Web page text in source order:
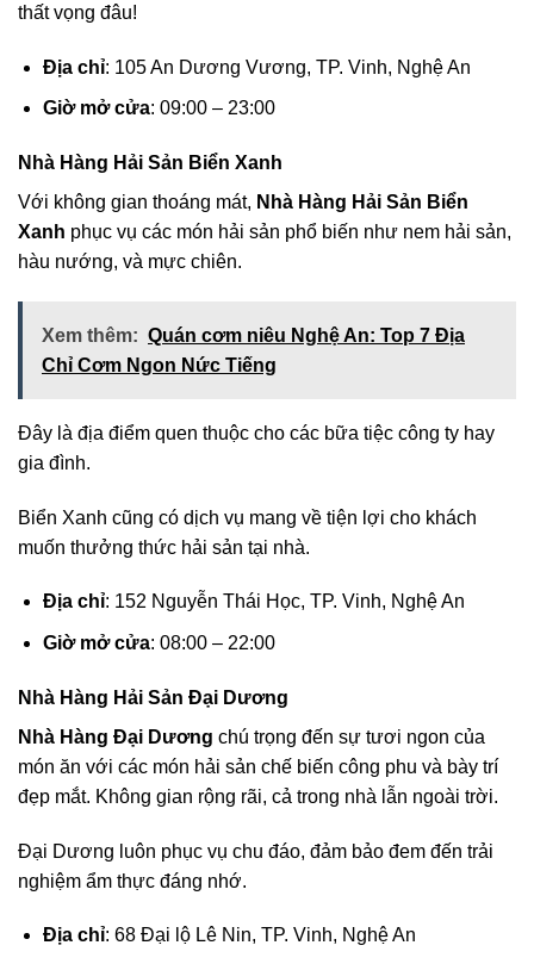
thất vọng đâu!
Địa chỉ: 105 An Dương Vương, TP. Vinh, Nghệ An
Giờ mở cửa: 09:00 – 23:00
Nhà Hàng Hải Sản Biển Xanh
Với không gian thoáng mát, Nhà Hàng Hải Sản Biển
Xanh phục vụ các món hải sản phổ biến như nem hải sản,
hàu nướng, và mực chiên.
Xem thêm: Quán cơm niêu Nghệ An: Top 7 Địa
Chỉ Cơm Ngon Nức Tiếng
Đây là địa điểm quen thuộc cho các bữa tiệc công ty hay
gia đình.
Biển Xanh cũng có dịch vụ mang về tiện lợi cho khách
muốn thưởng thức hải sản tại nhà.
Địa chỉ: 152 Nguyễn Thái Học, TP. Vinh, Nghệ An
Giờ mở cửa: 08:00 – 22:00
Nhà Hàng Hải Sản Đại Dương
Nhà Hàng Đại Dương chú trọng đến sự tươi ngon của
món ăn với các món hải sản chế biến công phu và bày trí
đẹp mắt. Không gian rộng rãi, cả trong nhà lẫn ngoài trời.
Đại Dương luôn phục vụ chu đáo, đảm bảo đem đến trải
nghiệm ẩm thực đáng nhớ.
Địa chỉ: 68 Đại lộ Lê Nin, TP. Vinh, Nghệ An